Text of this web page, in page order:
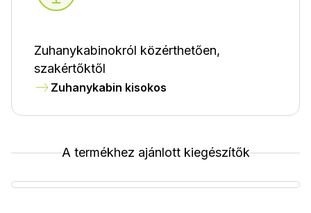
Zuhanykabinokról közérthetően,
szakértőktől
Zuhanykabin kisokos
A termékhez ajánlott kiegészítők